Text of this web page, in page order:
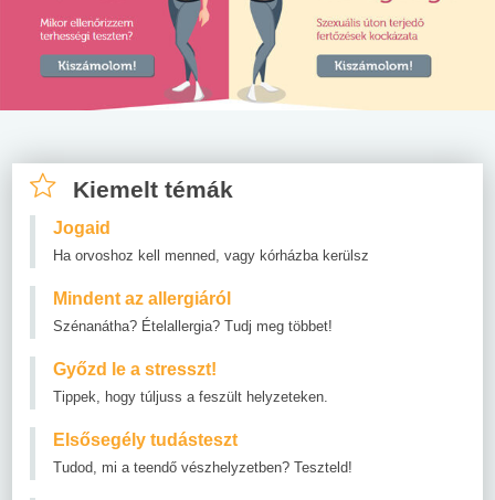
Kiemelt témák
Jogaid
Ha orvoshoz kell menned, vagy kórházba kerülsz
Mindent az allergiáról
Szénanátha? Ételallergia? Tudj meg többet!
Győzd le a stresszt!
Tippek, hogy túljuss a feszült helyzeteken.
Elsősegély tudásteszt
Tudod, mi a teendő vészhelyzetben? Teszteld!